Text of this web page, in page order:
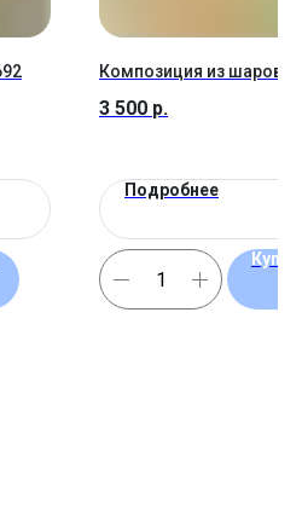
Композиция из шаров
3 500 р.
Подробнее